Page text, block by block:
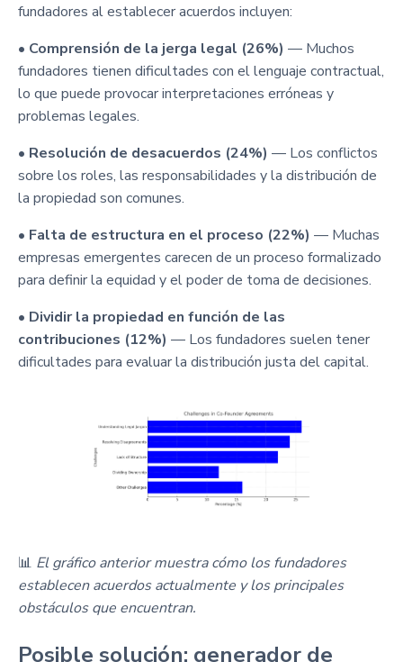
fundadores al establecer acuerdos incluyen:
• Comprensión de la jerga legal (26%) — Muchos
fundadores tienen dificultades con el lenguaje contractual,
lo que puede provocar interpretaciones erróneas y
problemas legales.
• Resolución de desacuerdos (24%) — Los conflictos
sobre los roles, las responsabilidades y la distribución de
la propiedad son comunes.
• Falta de estructura en el proceso (22%) — Muchas
empresas emergentes carecen de un proceso formalizado
para definir la equidad y el poder de toma de decisiones.
• Dividir la propiedad en función de las
contribuciones (12%) — Los fundadores suelen tener
dificultades para evaluar la distribución justa del capital.
📊 El gráfico anterior muestra cómo los fundadores
establecen acuerdos actualmente y los principales
obstáculos que encuentran.
Posible solución: generador de